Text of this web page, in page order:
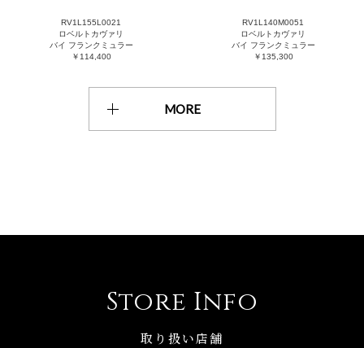
RV1L155L0021
ロベルトカヴァリ
バイ フランクミュラー
￥114,400
RV1L140M0051
ロベルトカヴァリ
バイ フランクミュラー
￥135,300
MORE
Store Info
取り扱い店舗